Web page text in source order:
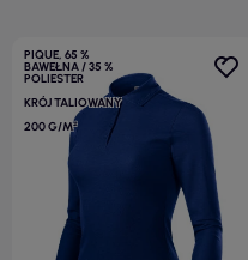
PIQUE, 65 %
BAWEŁNA / 35 %
POLIESTER
KRÓJ TALIOWANY
200 G/M²